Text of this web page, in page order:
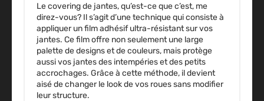
Lecovering de jantes, qu’est-ce que c’est, me
direz-vous? Il s’agit d’une technique qui consiste à
appliquer un film adhésif ultra-résistant sur vos
jantes. Ce film offre non seulement une large
palette de designs et de couleurs, mais protège
aussi vos jantes des intempéries et des petits
accrochages. Grâce à cette méthode, il devient
aisé de changer le look de vos roues sans modifier
leur structure.